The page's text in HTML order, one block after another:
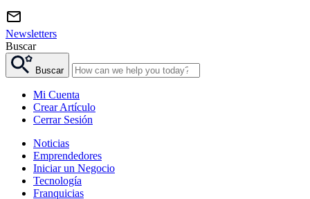
Newsletters
Buscar
Buscar
Mi Cuenta
Crear Artículo
Cerrar Sesión
Noticias
Emprendedores
Iniciar un Negocio
Tecnología
Franquicias